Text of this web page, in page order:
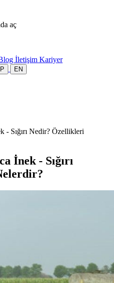
aç
İletişim Kariyer
EN
- Sığırı Nedir? Özellikleri
İnek - Sığırı